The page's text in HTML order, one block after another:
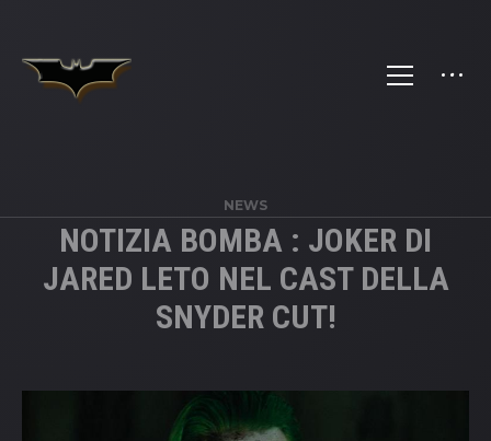
NEWS
NOTIZIA BOMBA : JOKER DI
JARED LETO NEL CAST DELLA
SNYDER CUT!